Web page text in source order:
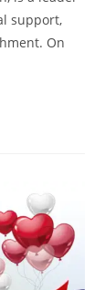
support,
On